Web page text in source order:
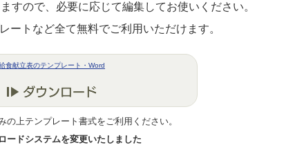
すので、必要に応じて編集してお使いください。
ートなど全て無料でご利用いただけます。
食献立表のテンプレート・Word
の上テンプレート書式をご利用ください。
ードシステムを変更いたしました